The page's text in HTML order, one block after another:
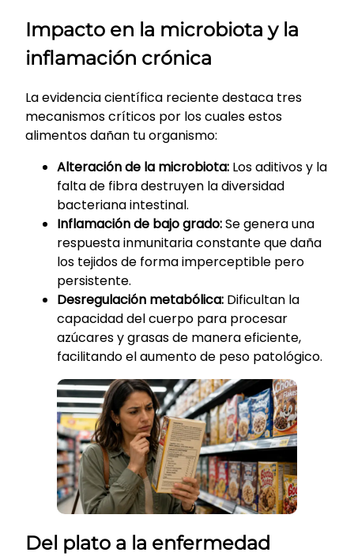
Impacto en la microbiota y la
inflamación crónica
La evidencia científica reciente destaca tres
mecanismos críticos por los cuales estos
alimentos dañan tu organismo:
Alteración de la microbiota: Los aditivos y la
falta de fibra destruyen la diversidad
bacteriana intestinal.
Inflamación de bajo grado:Se genera una
respuesta inmunitaria constante que daña
los tejidos de forma imperceptible pero
persistente.
Desregulación metabólica: Dificultan la
capacidad del cuerpo para procesar
azúcares y grasas de manera eficiente,
facilitando el aumento de peso patológico.
Del plato a la enfermedad